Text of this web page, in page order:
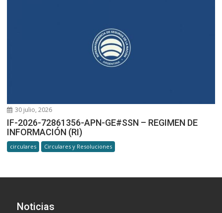
30 julio, 2026
IF-2026-72861356-APN-GE#SSN – REGIMEN DE
INFORMACIÓN (RI)
circulares Circulares y Resoluciones
Noticias